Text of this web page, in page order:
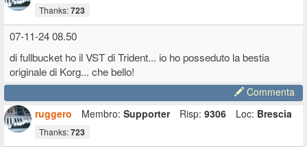
Thanks:723
07-11-24 08.50
di fullbucket ho il VST di Trident... io ho posseduto la bestia
originale di Korg... che bello!
Commenta
ruggero
Membro: Supporter Risp: 9306 Loc: Brescia
Thanks:723